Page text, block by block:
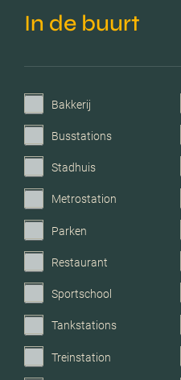
C.v.-ketel bouwjaar
Voorzieningen
Parkeerfaciliteiten
Garage
In de buurt
Bakkerij
Busstations
Stadhuis
Metrostation
Parken
Restaurant
Sportschool
Tankstations
Treinstation